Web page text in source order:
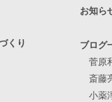
くり
お知ら
ブログ
菅原
斎藤
小薬